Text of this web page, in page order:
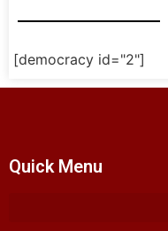
[democracy id="2"]
Quick Menu